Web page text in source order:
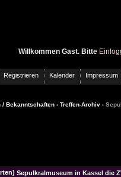
Willkommen Gast. Bitte
Registrieren Kalender Impressum
/ Bekanntschaften› Treffen-Archiv›
Sepulkralmuseum in Kassel die